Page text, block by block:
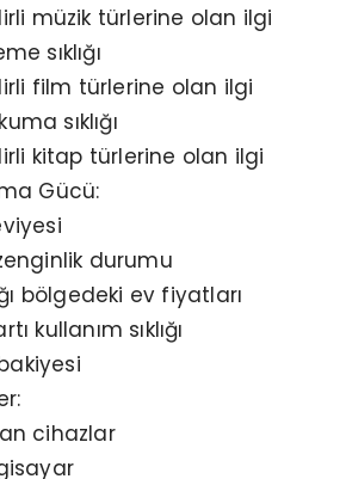
müzik türlerine olan ilgi
sıklığı
film türlerine olan ilgi
sıklığı
kitap türlerine olan ilgi
Gücü:
durumu
bölgedeki ev fiyatları
kullanım sıklığı
cihazlar